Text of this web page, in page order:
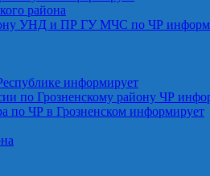
района
УНД и ПР ГУ МЧС по ЧР
информирует
по Грозненскому району ЧР
по ЧР в Грозненском информирует